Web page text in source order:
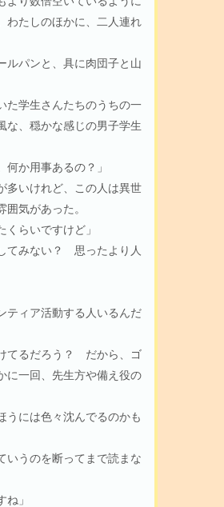
わたしのほかに、二人連れ
パンと、具に肉団子と山
た学生さんたちのうちの一
な、穏かな感じの男子学生
か用事あるの？」
多いけれど、この人は異世
気があった。
らいですけど」
てみない？ 思ったより人
ティア活動する人いるんだ
てるだろう？ だから、ゴ
に一回、先生方や備え役の
には色々沈んでるのかも
うのを断ってまで読まな
」